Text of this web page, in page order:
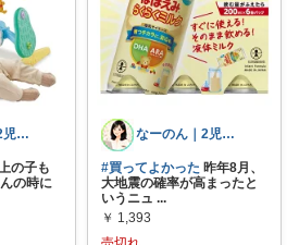
なーのん｜2児ワーママ＊育児/時短
上の子も
の時に
なーのん｜2児ワーママ＊育児/時短
#買ってよかった 昨年8月、
大地震の確率が高まったと
いうニュ ...
￥ 1,393